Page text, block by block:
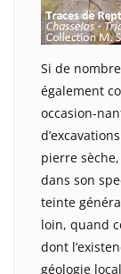
Si de
également
occasion-
pierre
dans son
teinte
loin, quand
dont
géologie